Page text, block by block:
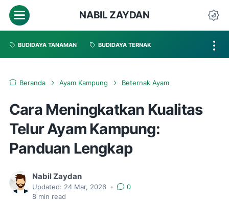
NABIL ZAYDAN
BUDIDAYA TANAMAN BUDIDAYA TERNAK
Beranda Ayam Kampung Beternak Ayam
Cara Meningkatkan Kualitas
Telur Ayam Kampung:
Panduan Lengkap
Nabil Zaydan
Updated: 24 Mar, 2026 •
0
8 min read